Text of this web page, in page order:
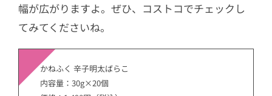
幅が広がりますよ。ぜひ、コストコでチェックし
てみてくださいね。
かねふく 辛子明太ばらこ
内容量：30g×20個